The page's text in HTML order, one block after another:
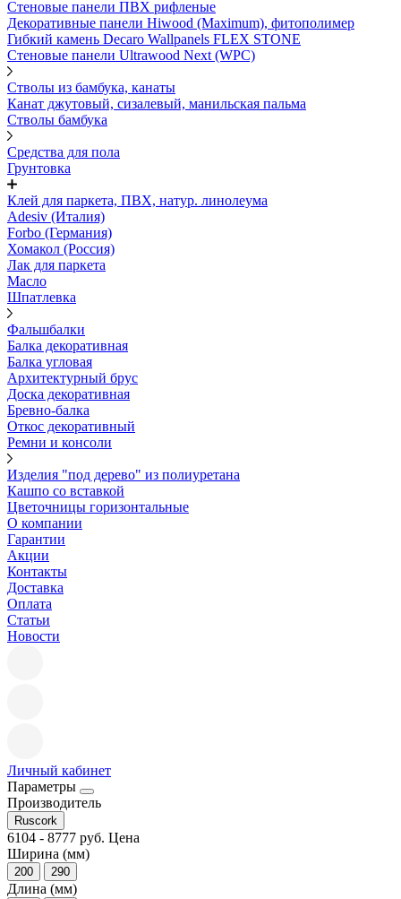
Стеновые панели ПВХ рифленые
Декоративные панели Hiwood (Maximum), фитополимер
Гибкий камень Decaro Wallpanels FLEX STONE
Стеновые панели Ultrawood Next (WPC)
Стволы из бамбука, канаты
Канат джутовый, сизалевый, манильская пальма
Стволы бамбука
Средства для пола
Грунтовка
Клей для паркета, ПВХ, натур. линолеума
Adesiv (Италия)
Forbo (Германия)
Хомакол (Россия)
Лак для паркета
Масло
Шпатлевка
Фальшбалки
Балка декоративная
Балка угловая
Архитектурный брус
Доска декоративная
Бревно-балка
Откос декоративный
Ремни и консоли
Изделия "под дерево" из полиуретана
Кашпо со вставкой
Цветочницы горизонтальные
О компании
Гарантии
Акции
Контакты
Доставка
Оплата
Статьи
Новости
Личный кабинет
Параметры
Производитель
Ruscork
6104 - 8777 руб. Цена
Ширина (мм)
200 290
Длина (мм)